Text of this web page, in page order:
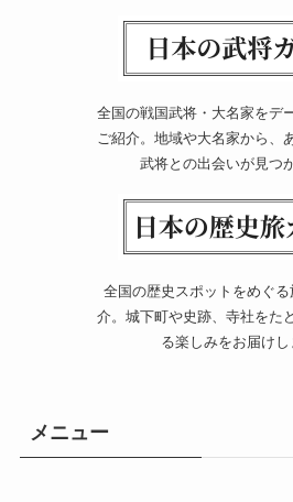
全国の戦国武将・大名家をデ
ご紹介。地域や大名家から、
武将との出会いが見つ
全国の歴史スポットをめぐ
介。城下町や史跡、寺社をた
る楽しみをお届けし
メニュー